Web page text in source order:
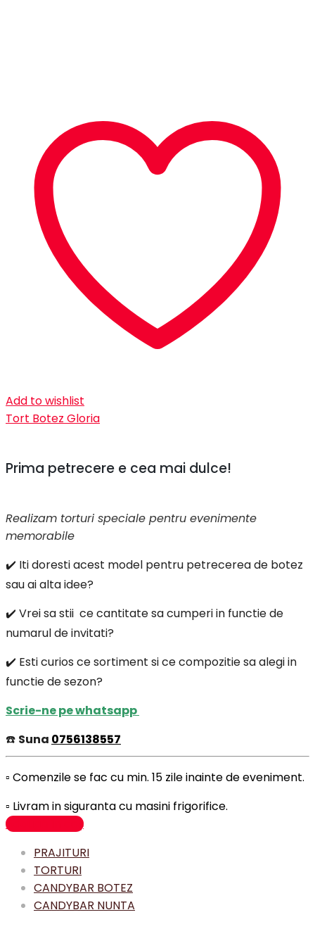
Add to wishlist
Tort Botez Gloria
Prima petrecere e cea mai dulce!
Realizam torturi speciale pentru evenimente
memorabile
✔️ Iti doresti acest model pentru petrecerea de botez
sau ai alta idee?
✔️ Vrei sa stii ce cantitate sa cumperi in functie de
numarul de invitati?
✔️ Esti curios ce sortiment si ce compozitie sa alegi in
functie de sezon?
Scrie-ne pe whatsapp
☎️ Suna 0756138557
▫️ Comenzile se fac cu min. 15 zile inainte de eveniment.
▫️ Livram in siguranta cu masini frigorifice.
Adaugă în coș
PRAJITURI
TORTURI
CANDYBAR BOTEZ
CANDYBAR NUNTA